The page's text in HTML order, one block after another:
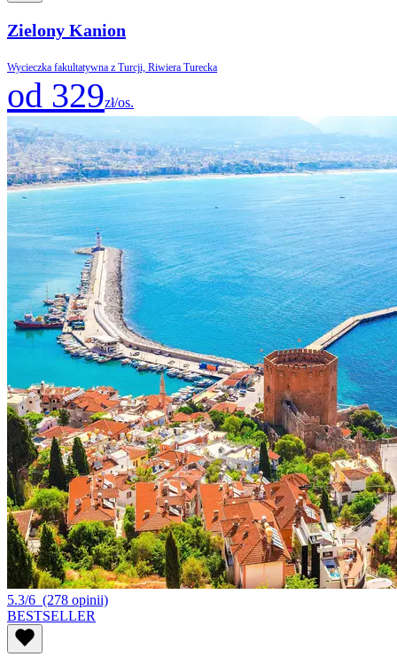
Zielony Kanion
Wycieczka fakultatywna z Turcji, Riwiera Turecka
od 329zł/os.
5.3/6 (278 opinii)
BESTSELLER